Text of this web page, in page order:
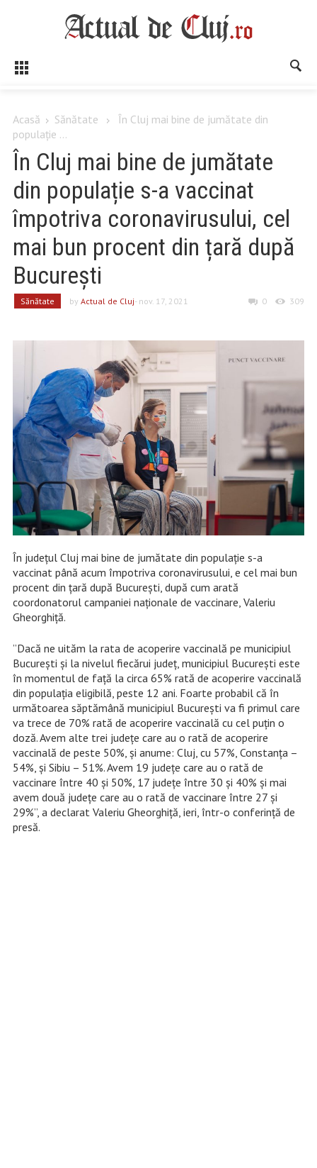
Acasă Sănătate
În Cluj mai bine de jumătate din
populație ...
În Cluj mai bine de jumătate
din populație s-a vaccinat
împotriva coronavirusului, cel
mai bun procent din țară după
București
Sănătate by Actual de Cluj- nov. 17, 2021 0 309
În județul Cluj mai bine de jumătate din populație s-a
vaccinat până acum împotriva coronavirusului, e cel mai bun
procent din țară după București, după cum arată
coordonatorul campaniei naționale de vaccinare, Valeriu
Gheorghiță.
”Dacă ne uităm la rata de acoperire vaccinală pe municipiul
Bucureşti şi la nivelul fiecărui judeţ, municipiul Bucureşti este
în momentul de faţă la circa 65% rată de acoperire vaccinală
din populaţia eligibilă, peste 12 ani. Foarte probabil că în
următoarea săptămână municipiul Bucureşti va fi primul care
va trece de 70% rată de acoperire vaccinală cu cel puţin o
doză. Avem alte trei judeţe care au o rată de acoperire
vaccinală de peste 50%, şi anume: Cluj, cu 57%, Constanţa –
54%, şi Sibiu – 51%. Avem 19 judeţe care au o rată de
vaccinare între 40 şi 50%, 17 judeţe între 30 şi 40% şi mai
avem două judeţe care au o rată de vaccinare între 27 şi
29%”, a declarat Valeriu Gheorghiţă, ieri, într-o conferință de
presă.